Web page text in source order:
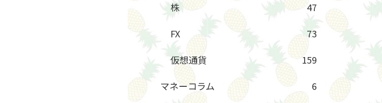
株
47
FX
73
仮想通貨
159
マネーコラム
6